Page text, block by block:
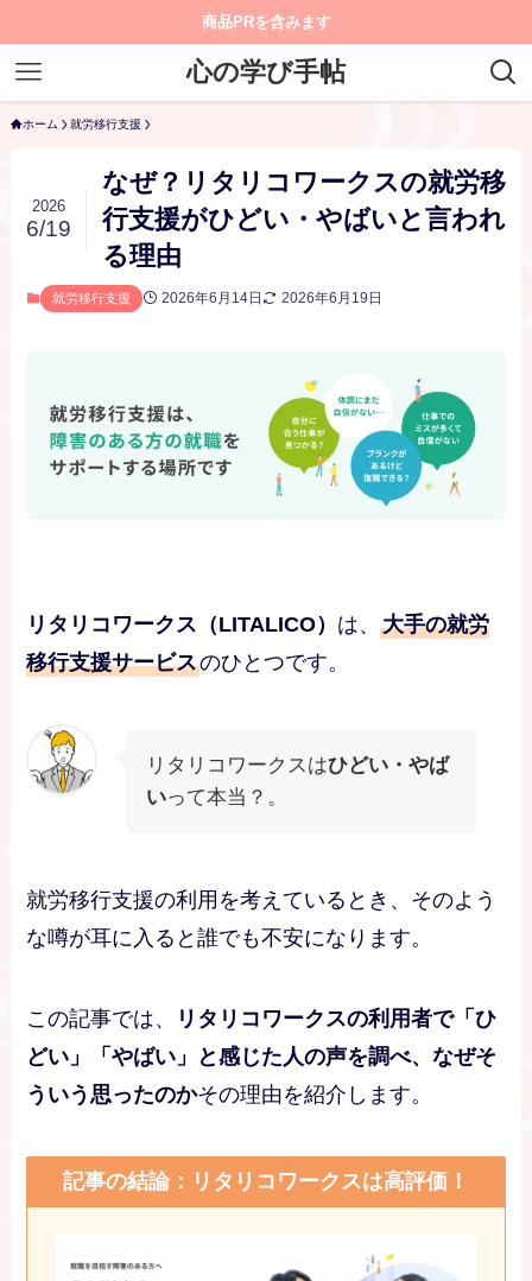
商品PRを含みます
心の学び手帖
ホーム 就労移行支援
なぜ？リタリコワークスの就労移
行支援がひどい・やばいと言われ
る理由
2026
6/19
就労移行支援 2026年6月14日 2026年6月19日
リタリコワークス（LITALICO） は、大手の就労
移行支援サービスのひとつです。
リタリコワークスはひどい・やば
いって本当？。
就労移行支援の利用を考えているとき、そのよう
な噂が耳に入ると誰でも不安になります。
この記事では、
リタリコワークスの利用者で「ひ
どい」「やばい」と感じた人の声を調べ、なぜそ
ういう思ったのかその理由を紹介します。
記事の結論：リタリコワークスは高評価！